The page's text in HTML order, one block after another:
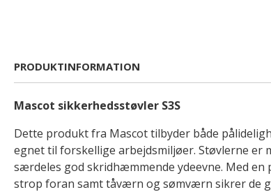
PRODUKTINFORMATION
Mascot sikkerhedsstøvler S3S
Dette produkt fra Mascot tilbyder både
egnet til forskellige arbejdsmiljøer. Støvlerne er
særdeles god skridhæmmende ydeevne. Med
strop foran samt tåværn og sømværn sikrer de